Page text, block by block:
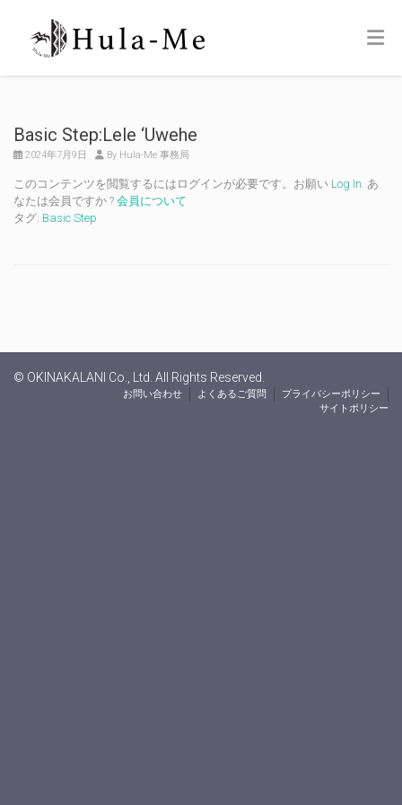
Basic Step:Lele ‘Uwehe
2024年7月9日 By Hula-Me 事務局
このコンテンツを閲覧するにはログインが必要です。お願い Log In. あ
なたは会員ですか ? 会員について
タグ: Basic Step
© OKINAKALANI Co., Ltd. All Rights Reserved.
お問い合わせ よくあるご質問
プライバシーポリシー
サイトポリシー